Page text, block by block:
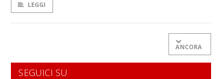
LEGGI
ANCORA
SEGUICI SU